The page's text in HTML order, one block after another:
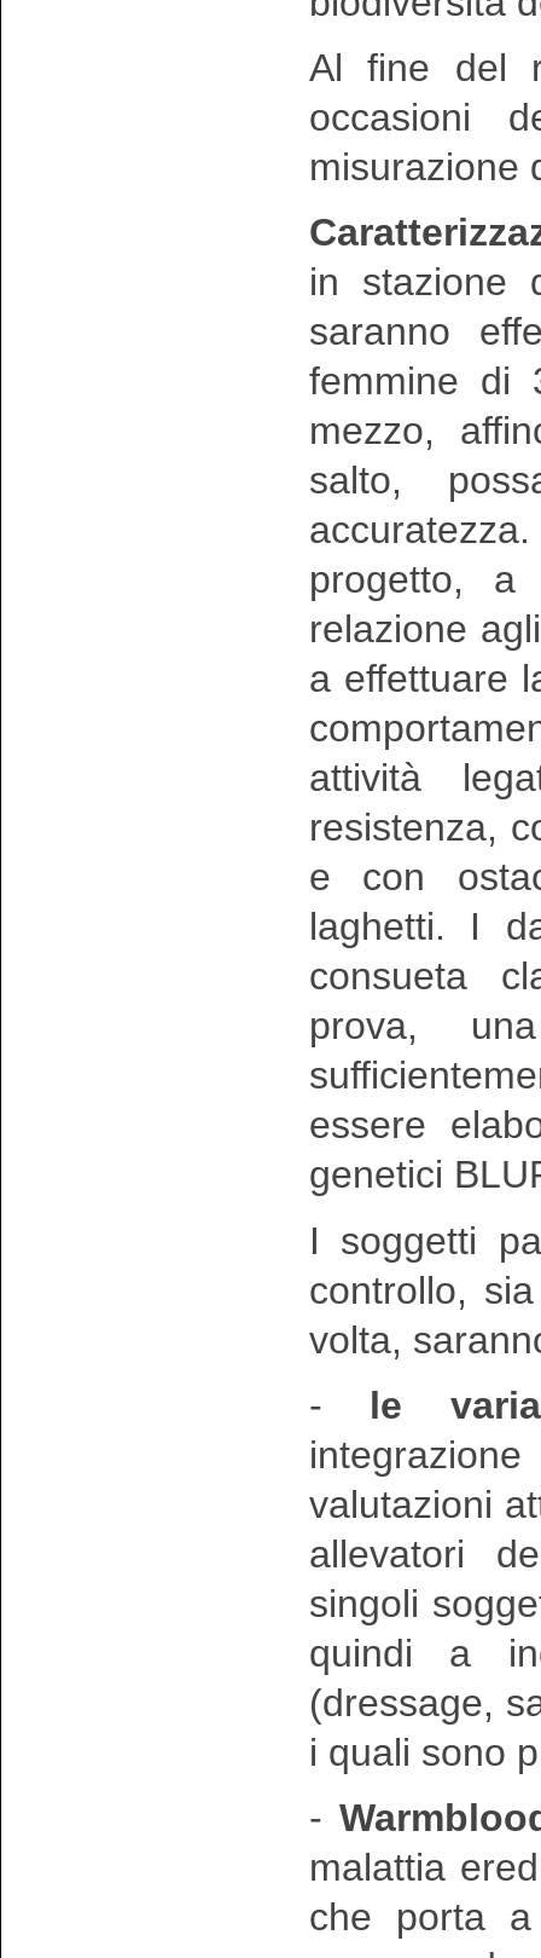
Al fine del
occasioni
misurazione
in stazione
saranno
femmine
mezzo,
salto,
progetto, a
relazione
a effettuare
attività
resistenza,
e con
laghetti. I
consueta
prova,
essere
genetici
I soggetti
controllo,
volta,
- le
valutazioni
allevatori
singoli
quindi a
(dressage,
i quali sono
-
malattia
che porta